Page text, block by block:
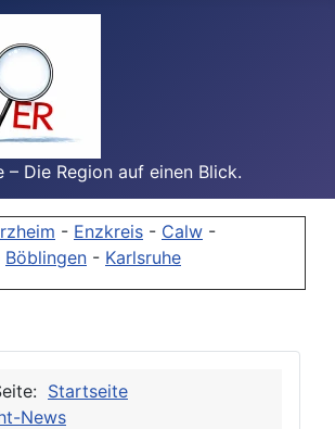
– Die Region auf einen Blick.
- Enzkreis - Calw -
Böblingen - Karlsruhe
Startseite
News